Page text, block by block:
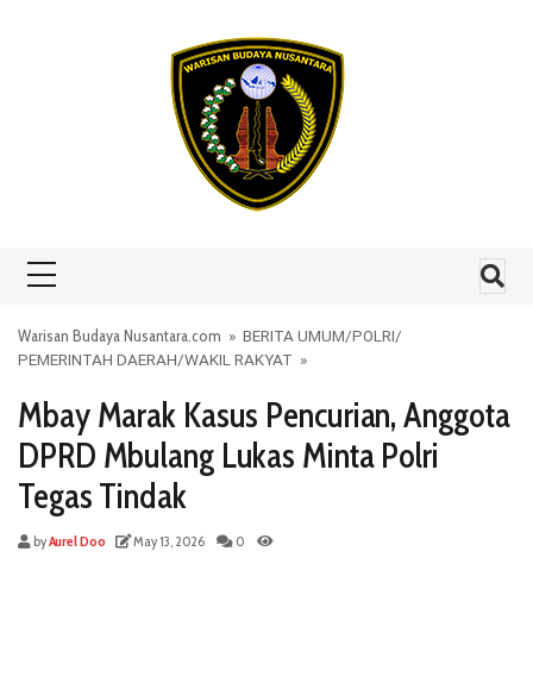
Warisan Budaya Nusantara.com » BERITA UMUM/POLRI/
PEMERINTAH DAERAH/WAKIL RAKYAT »
Mbay Marak Kasus Pencurian, Anggota
DPRD Mbulang Lukas Minta Polri
Tegas Tindak
byAurel Doo May 13, 2026 0